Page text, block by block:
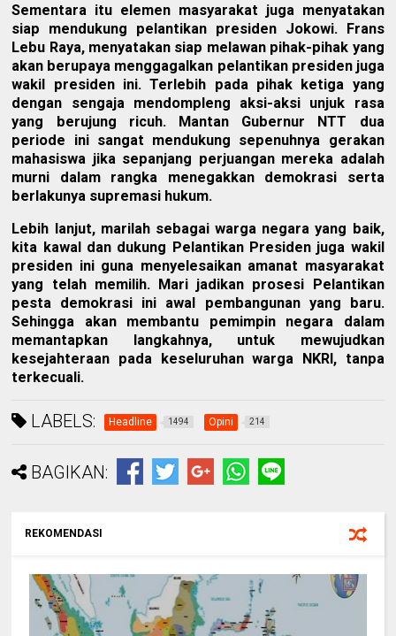
Sementara itu elemen masyarakat juga menyatakan
siap mendukung pelantikan presiden Jokowi. Frans
Lebu Raya, menyatakan siap melawan pihak-pihak yang
akan berupaya menggagalkan pelantikan presiden juga
wakil presiden ini. Terlebih pada pihak ketiga yang
dengan sengaja mendompleng aksi-aksi unjuk rasa
yang berujung ricuh. Mantan Gubernur NTT dua
periode ini sangat mendukung sepenuhnya gerakan
mahasiswa jika sepanjang perjuangan mereka adalah
murni dalam rangka menegakkan demokrasi serta
berlakunya supremasi hukum.
Lebih lanjut, marilah sebagai warga negara yang baik,
kita kawal dan dukung Pelantikan Presiden juga wakil
presiden ini guna menyelesaikan amanat masyarakat
yang telah memilih. Mari jadikan prosesi Pelantikan
pesta demokrasi ini awal pembangunan yang baru.
Sehingga akan membantu pemimpin negara dalam
memantapkan langkahnya, untuk mewujudkan
kesejahteraan pada keseluruhan warga NKRI, tanpa
terkecuali.
LABELS: Headline 1494 Opini 214
BAGIKAN:
REKOMENDASI